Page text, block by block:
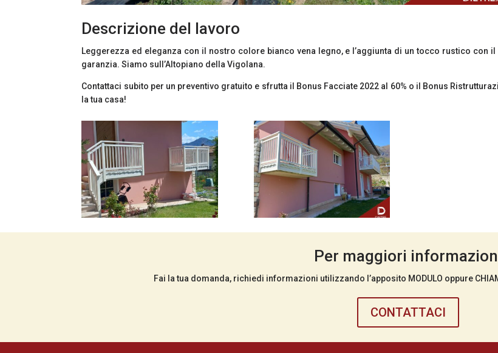
Descrizione del lavoro
Leggerezza ed eleganza con il nostro colore bianco vena legno, e l’aggiunta di un tocco rustico
garanzia. Siamo sull’Altopiano della Vigolana.
Contattaci subito per un preventivo gratuito e sfrutta il Bonus Facciate 2022 al 60% o il Bonus
la tua casa!
Per maggiori
Fai la tua domanda, richiedi informazioni utilizzando l’apposito MODULO oppure
CONTATTACI